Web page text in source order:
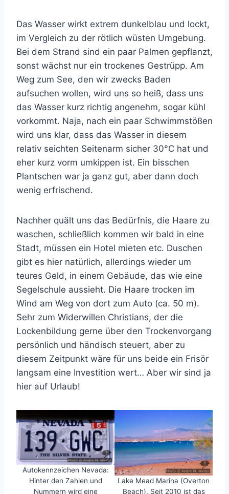
Das Wasser wirkt extrem dunkelblau und lockt,
im Vergleich zu der rötlich wüsten Umgebung.
Bei dem Strand sind ein paar Palmen gepflanzt,
sonst wächst nur ein trockenes Gestrüpp. Am
Weg zum See, den wir zwecks Baden
aufsuchen wollen, wird uns so heiß, dass uns
das Wasser kurz richtig angenehm, sogar kühl
vorkommt. Naja, nach ein paar Schwimmstößen
wird uns klar, dass das Wasser in diesem
relativ seichten Seitenarm sicher 30°C hat und
eher kurz vorm umkippen ist. Ein bisschen
Plantschen war ja ganz gut, aber dann doch
wenig erfrischend.
Nachher quält uns das Bedürfnis, die Haare zu
waschen, schließlich kommen wir bald in eine
Stadt, müssen ein Hotel mieten etc. Duschen
gibt es hier natürlich, allerdings wieder um
teures Geld, in einem Gebäude, das wie eine
Segelschule aussieht. Die Haare trocken im
Wind am Weg von dort zum Auto (ca. 50 m).
Sehr zum Widerwillen Christians, der die
Lockenbildung gerne über den Trockenvorgang
persönlich und händisch steuert, aber zu
diesem Zeitpunkt wäre für uns beide ein Frisör
langsam eine Investition wert… Aber wir sind ja
hier auf Urlaub!
Autokennzeichen Nevada:
Hinter den Zahlen und
Nummern wird eine
Lake Mead Marina (Overton
Beach). Seit 2010 ist das